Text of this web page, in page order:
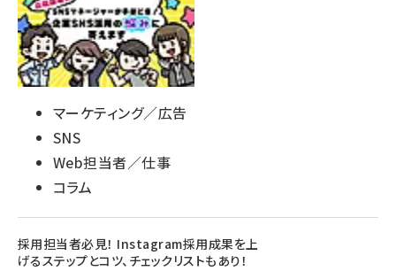
マーケティング／広告
SNS
Web担当者／仕事
コラム
採用担当者必見！ Instagram採用成果を上
げるステップとコツ、チェックリストもあり！